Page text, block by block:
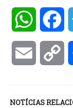
Email
NOTÍCIAS